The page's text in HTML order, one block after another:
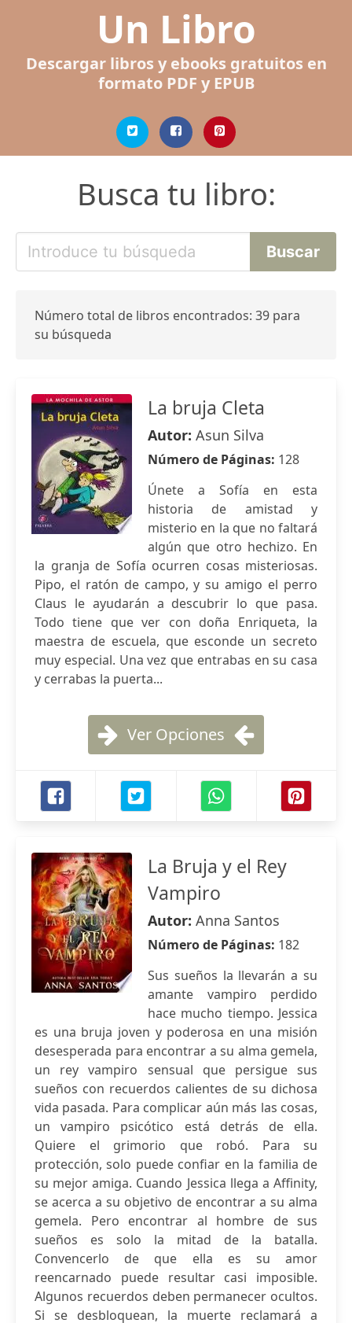
Un Libro
Descargar libros y ebooks gratuitos en
formato PDF y EPUB
Busca tu libro:
Número total de libros encontrados: 39 para
su búsqueda
La bruja Cleta
Autor: Asun Silva
Número de Páginas: 128
Únete a Sofía en esta
historia de amistad y
misterio en la que no faltará
algún que otro hechizo. En
la granja de Sofía ocurren cosas misteriosas.
Pipo, el ratón de campo, y su amigo el perro
Claus le ayudarán a descubrir lo que pasa.
Todo tiene que ver con doña Enriqueta, la
maestra de escuela, que esconde un secreto
muy especial. Una vez que entrabas en su casa
y cerrabas la puerta...
Ver Opciones
La Bruja y el Rey
Vampiro
Autor: Anna Santos
Número de Páginas: 182
Sus sueños la llevarán a su
amante vampiro perdido
hace mucho tiempo. Jessica
es una bruja joven y poderosa en una misión
desesperada para encontrar a su alma gemela,
un rey vampiro sensual que persigue sus
sueños con recuerdos calientes de su dichosa
vida pasada. Para complicar aún más las cosas,
un vampiro psicótico está detrás de ella.
Quiere el grimorio que robó. Para su
protección, solo puede confiar en la familia de
su mejor amiga. Cuando Jessica llega a Affinity,
se acerca a su objetivo de encontrar a su alma
gemela. Pero encontrar al hombre de sus
sueños es solo la mitad de la batalla.
Convencerlo de que ella es su amor
reencarnado puede resultar casi imposible.
Algunos recuerdos deben permanecer ocultos.
Si se desbloquean, la muerte reclamará a